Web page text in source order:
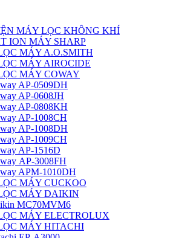
MÁY LỌC KHÔNG KHÍ
ION MÁY SHARP
MÁY A.O.SMITH
MÁY AIROCIDE
MÁY COWAY
AP-0509DH
AP-0608JH
AP-0808KH
AP-1008CH
AP-1008DH
AP-1009CH
AP-1516D
AP-3008FH
APM-1010DH
MÁY CUCKOO
MÁY DAIKIN
MC70MVM6
MÁY ELECTROLUX
MÁY HITACHI